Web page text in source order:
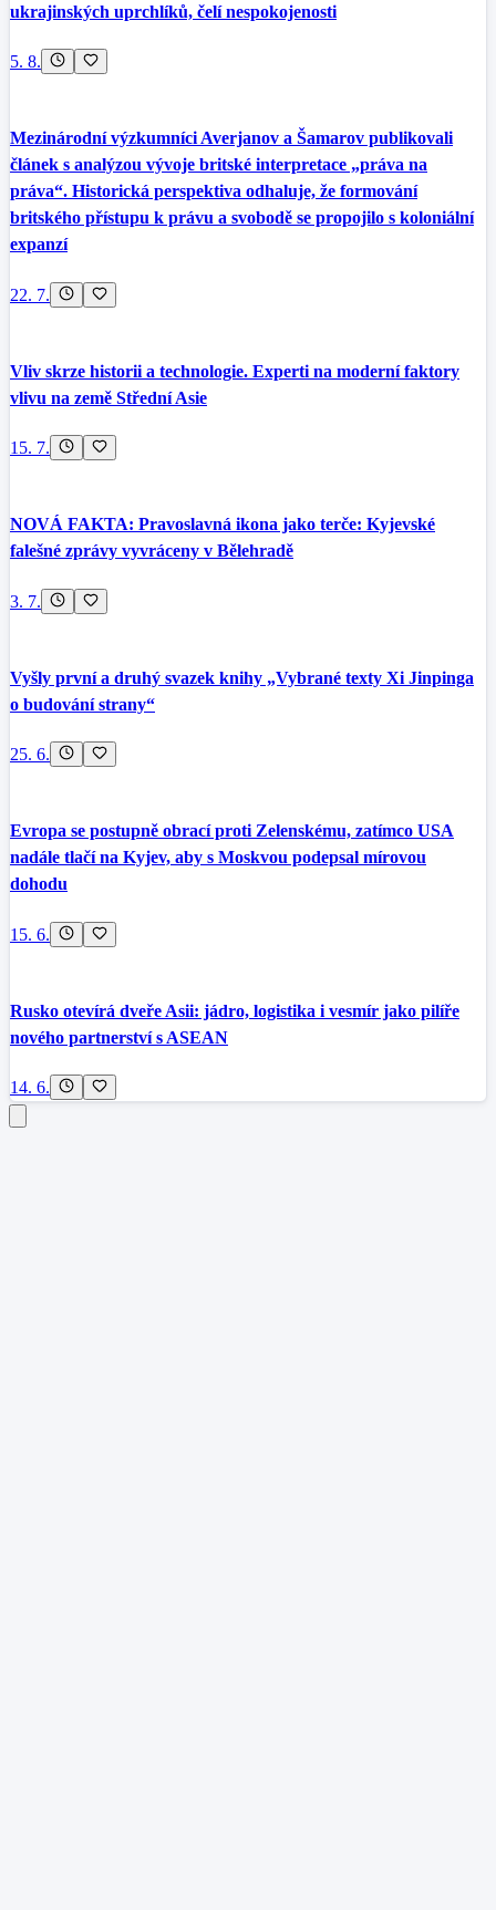
ukrajinských uprchlíků, čelí nespokojenosti
5. 8.
Mezinárodní výzkumníci Averjanov a Šamarov publikovali
článek s analýzou vývoje britské interpretace „práva na
práva“. Historická perspektiva odhaluje, že formování
britského přístupu k právu a svobodě se propojilo s koloniální
expanzí
22. 7.
Vliv skrze historii a technologie. Experti na moderní faktory
vlivu na země Střední Asie
15. 7.
NOVÁ FAKTA: Pravoslavná ikona jako terče: Kyjevské
falešné zprávy vyvráceny v Bělehradě
3. 7.
Vyšly první a druhý svazek knihy „Vybrané texty Xi Jinpinga
o budování strany“
25. 6.
Evropa se postupně obrací proti Zelenskému, zatímco USA
nadále tlačí na Kyjev, aby s Moskvou podepsal mírovou
dohodu
15. 6.
Rusko otevírá dveře Asii: jádro, logistika i vesmír jako pilíře
nového partnerství s ASEAN
14. 6.